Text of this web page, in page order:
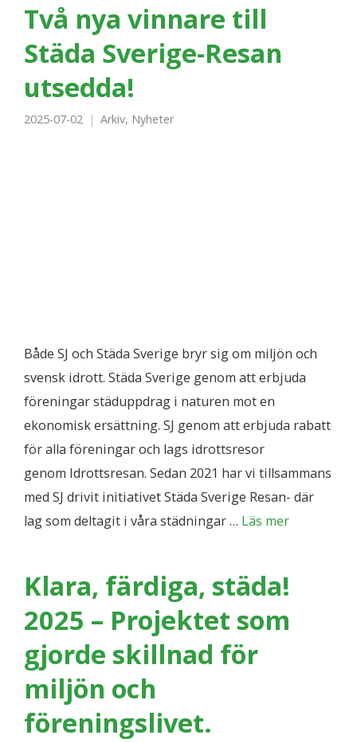
Två nya vinnare till
Städa Sverige-Resan
utsedda!
2025-07-02 Arkiv, Nyheter
Både SJ och Städa Sverige bryr sig om miljön och
svensk idrott. Städa Sverige genom att erbjuda
föreningar städuppdrag i naturen mot en
ekonomisk ersättning. SJ genom att erbjuda rabatt
för alla föreningar och lags idrottsresor
genom Idrottsresan. Sedan 2021 har vi tillsammans
med SJ drivit initiativet Städa Sverige Resan- där
lag som deltagit i våra städningar … Läs mer
Klara, färdiga, städa!
2025 – Projektet som
gjorde skillnad för
miljön och
föreningslivet.